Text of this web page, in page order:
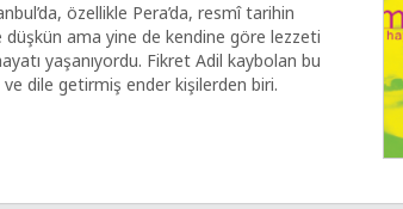
özellikle Pera’da, resmî tarihin
düşkün ama yine de kendine göre lezzeti
yaşanıyordu. Fikret Adil kaybolan bu
ve dile getirmiş ender kişilerden biri.